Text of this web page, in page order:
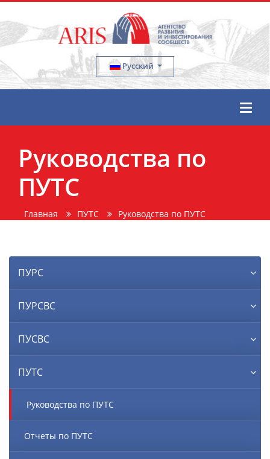
Русский
Руководства по
ПУТС
Главная ПУТС Руководства по ПУТС
ПУРС
ПУРСВС
ПУСВС
ПУТС
Руководства по ПУТС
Отчеты по ПУТС